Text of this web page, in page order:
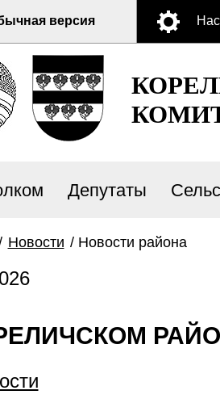
версия
Депутаты
Новости / Новости района